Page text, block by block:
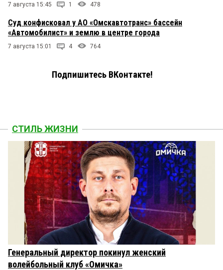
7 августа 15:45 1 478
Суд конфисковал у АО «Омскавтотранс» бассейн
«Автомобилист» и землю в центре города
7 августа 15:01 4 764
Подпишитесь ВКонтакте!
СТИЛЬ ЖИЗНИ
Генеральный директор покинул женский
волейбольный клуб «Омичка»